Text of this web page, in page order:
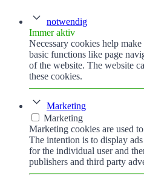
notwendig
Immer aktiv
Necessary cookies help
basic functions like page
of the website. The website
these cookies.
Marketing
Marketing
Marketing cookies are used
The intention is to display
for the individual user and
publishers and third party